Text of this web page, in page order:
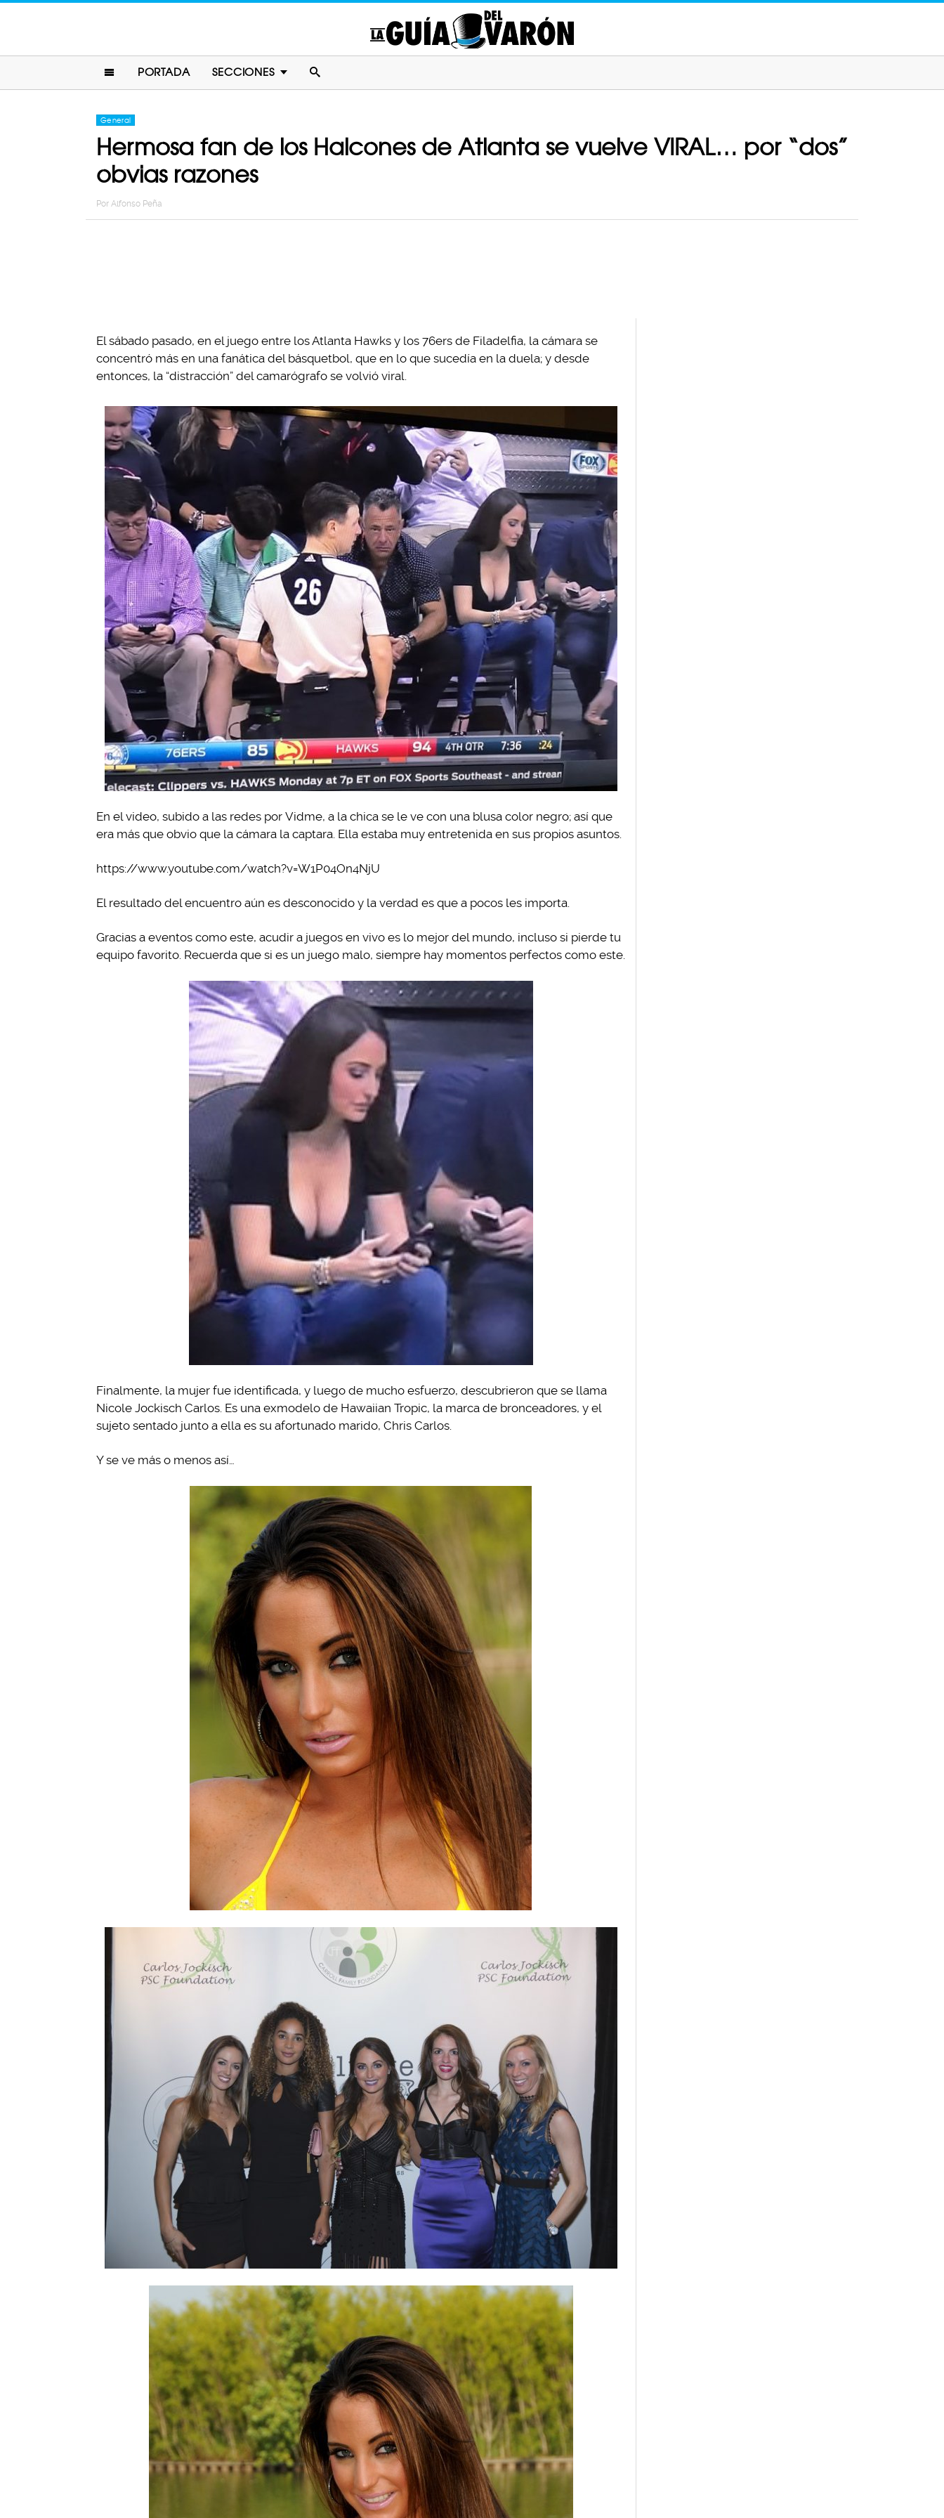
PORTADA SECCIONES
General
Hermosa fan de los Halcones de Atlanta se vuelve VIRAL… por “dos”
obvias razones
Por Alfonso Peña
El sábado pasado, en el juego entre los Atlanta Hawks y los 76ers de Filadelfia, la cámara se
concentró más en una fanática del básquetbol, que en lo que sucedía en la duela; y desde
entonces, la “distracción” del camarógrafo se volvió viral.
En el video, subido a las redes por Vidme, a la chica se le ve con una blusa color negro; así que
era más que obvio que la cámara la captara. Ella estaba muy entretenida en sus propios asuntos.
https://www.youtube.com/watch?v=W1P04On4NjU
El resultado del encuentro aún es desconocido y la verdad es que a pocos les importa.
Gracias a eventos como este, acudir a juegos en vivo es lo mejor del mundo, incluso si pierde tu
equipo favorito. Recuerda que si es un juego malo, siempre hay momentos perfectos como este.
Finalmente, la mujer fue identificada, y luego de mucho esfuerzo, descubrieron que se llama
Nicole Jockisch Carlos. Es una exmodelo de Hawaiian Tropic, la marca de bronceadores, y el
sujeto sentado junto a ella es su afortunado marido, Chris Carlos.
Y se ve más o menos así…